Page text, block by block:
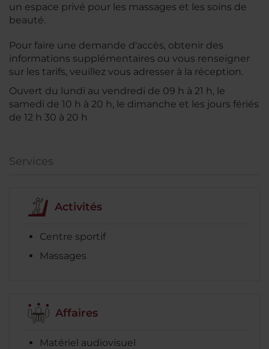
un espace privé pour les massages et les soins de
beauté.
Pour faire une demande d'accès, obtenir des
informations supplémentaires ou vous renseigner
sur les tarifs, veuillez vous adresser à la réception.
Ouvert du lundi au vendredi de 09 h à 21 h, le
samedi de 10 h à 20 h, le dimanche et les jours fériés
de 12 h 30 à 20 h
Services
Activités
Centre sportif
Massages
Affaires
Matériel audiovisuel